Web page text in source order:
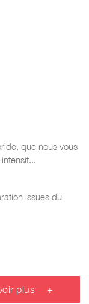
que nous vous
issues du
plus +